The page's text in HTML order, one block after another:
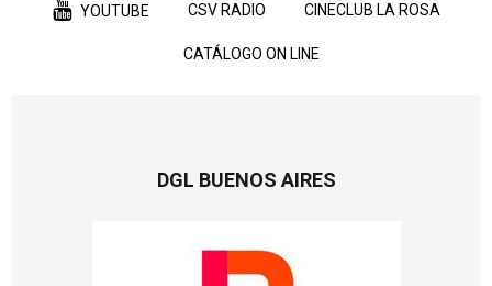
YOUTUBE CSV RADIO CINECLUB LA ROSA
CATÁLOGO ON LINE
DGL BUENOS AIRES